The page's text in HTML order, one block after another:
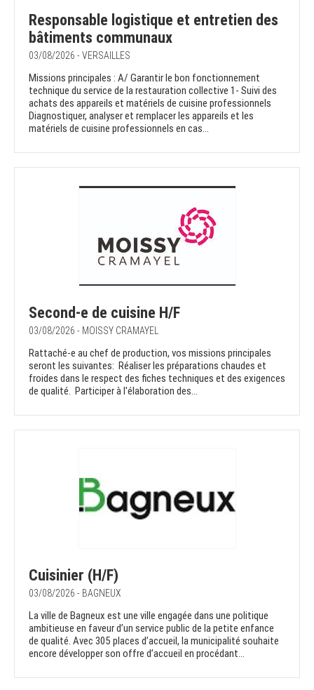
Responsable logistique et entretien des
bâtiments communaux
03/08/2026 - VERSAILLES
Missions principales : A/ Garantir le bon fonctionnement
technique du service de la restauration collective 1- Suivi des
achats des appareils et matériels de cuisine professionnels
Diagnostiquer, analyser et remplacer les appareils et les
matériels de cuisine professionnels en cas...
Second-e de cuisine H/F
03/08/2026 - MOISSY CRAMAYEL
Rattaché-e au chef de production, vos missions principales
seront les suivantes: Réaliser les préparations chaudes et
froides dans le respect des fiches techniques et des exigences
de qualité. Participer à l'élaboration des...
Cuisinier (H/F)
03/08/2026 - BAGNEUX
La ville de Bagneux est une ville engagée dans une politique
ambitieuse en faveur d’un service public de la petite enfance
de qualité. Avec 305 places d’accueil, la municipalité souhaite
encore développer son offre d’accueil en procédant...